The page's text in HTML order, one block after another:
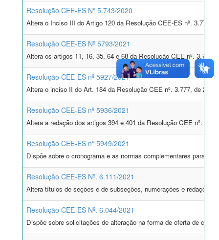
Resolução CEE-ES Nº 5.743/2020
Altera o Inciso III do Artigo 120 da Resolução CEE-ES nº. 3.777/
Resolução CEE-ES Nº 5793/2021
Altera os artigos 11, 16, 35, 64 e 68 da Resolução CEE nº. 3.777,
Resolução CEE-ES nº 5927/2021
Altera o inciso II do Art. 184 da Resolução CEE nº. 3.777, de 20
Resolução CEE-ES nº 5936/2021
Altera a redação dos artigos 394 e 401 da Resolução CEE nº.
Resolução CEE-ES nº 5949/2021
Dispõe sobre o cronograma e as normas complementares para a
Resolução CEE-ES Nº. 6.111/2021
Altera títulos de seções e de subseções, numerações e redações
Resolução CEE-ES Nº. 6.044/2021
Dispõe sobre solicitações de alteração na forma de oferta de